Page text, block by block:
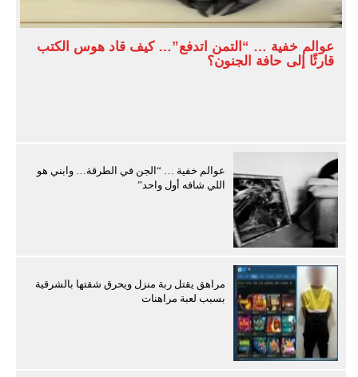
عوالم خفية … “التمن اتدفع”… كيف قاد هوس الكتب
قارئًا إلى حافة الجنون؟
عوالم خفية … “الجن في الطرقة… وابني هو
اللي شافه أول واحد”
مراهق يقتل ربة منزل ويحرق شقتها بالشرقية
بسبب لعبة مراهنات